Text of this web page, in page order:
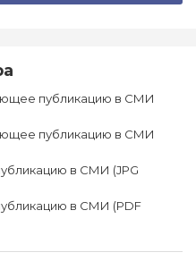
публикацию в СМИ
публикацию в СМИ
в СМИ (JPG
в СМИ (PDF